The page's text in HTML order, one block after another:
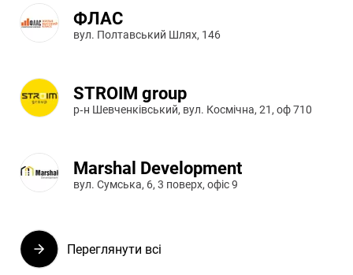
ФЛАС
вул. Полтавський Шлях, 146
STROIM group
р‑н Шевченківський, вул. Космічна, 21, оф 710
Marshal Development
вул. Сумська, 6, 3 поверх, офіс 9
Переглянути всі